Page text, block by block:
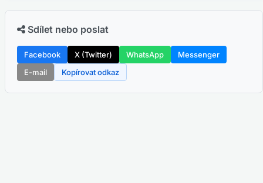
Sdílet nebo poslat
Facebook X (Twitter) WhatsApp
Messenger
E-mail
Kopírovat odkaz